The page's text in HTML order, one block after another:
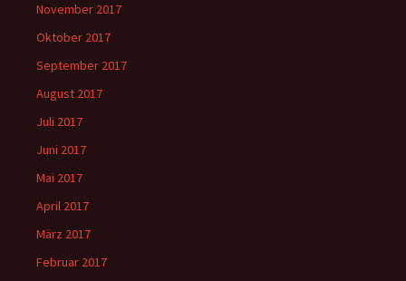
November 2017
Oktober 2017
September 2017
August 2017
Juli 2017
Juni 2017
Mai 2017
April 2017
März 2017
Februar 2017